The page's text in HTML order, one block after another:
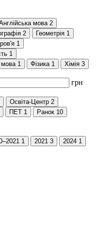
мова 2
2 Геометрія 1
1
1
мова 1 Фізика 1 Хімія 3
грн
Освіта-Центр 2
ПЕТ 1 Ранок 10
1 2021 3 2024 1